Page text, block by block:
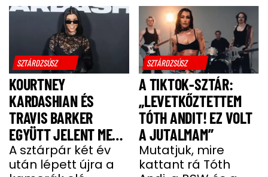
SZTÁRDZSÚSZ
KOURTNEY
KARDASHIAN ÉS
TRAVIS BARKER
EGYÜTT JELENT MEG
A VÖRÖS SZŐNYEGEN
A sztárpár két év
után lépett újra a
SZTÁRDZSÚSZ
A TIKTOK-SZTÁR:
„LEVETKŐZTETTEM
TÓTH ANDIT! EZ VOLT
A JUTALMAM”
Mutatjuk, mire
kattant rá Tóth